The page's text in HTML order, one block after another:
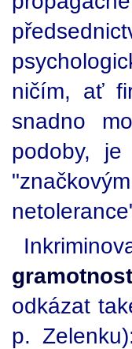
ničím, ať
snadno
podoby,
odkázat
p.